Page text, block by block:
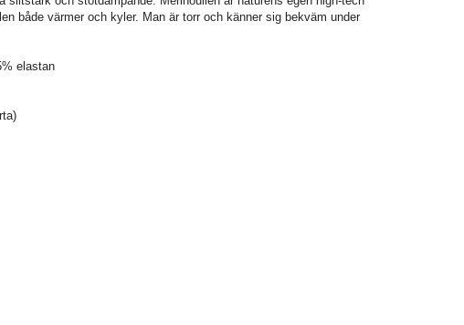
både värmer och kyler. Man är torr och känner sig bekväm under
elastan